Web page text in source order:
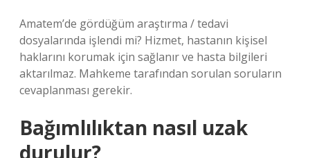
Amatem’de gördüğüm araştırma / tedavi
dosyalarında işlendi mi? Hizmet, hastanın kişisel
haklarını korumak için sağlanır ve hasta bilgileri
aktarılmaz. Mahkeme tarafından sorulan soruların
cevaplanması gerekir.
Bağımlılıktan nasıl uzak
durulur?